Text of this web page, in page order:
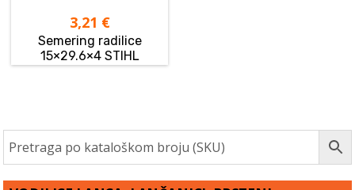
3,21 €
Semering radilice
15×29.6×4 STIHL